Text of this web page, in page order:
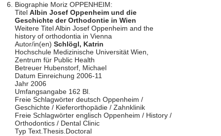
Biographie Moriz OPPENHEIM:
Titel Albin Josef Oppenheim und die
Geschichte der Orthodontie in Wien
Weitere Titel Albin Josef Oppenheim and the
history of orthodontia in Vienna
Autor/in(en) Schlögl, Katrin
Hochschule Medizinische Universität Wien,
Zentrum für Public Health
Betreuer Hubenstorf, Michael
Datum Einreichung 2006-11
Jahr 2006
Umfangsangabe 162 Bl.
Freie Schlagwörter deutsch Oppenheim /
Geschichte / Kieferorthopädie / Zahnklinik
Freie Schlagwörter englisch Oppenheim / History /
Orthodontics / Dental Clinic
Typ Text.Thesis.Doctoral